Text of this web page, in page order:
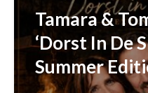
Tamara &
‘Dorst In De
Summer